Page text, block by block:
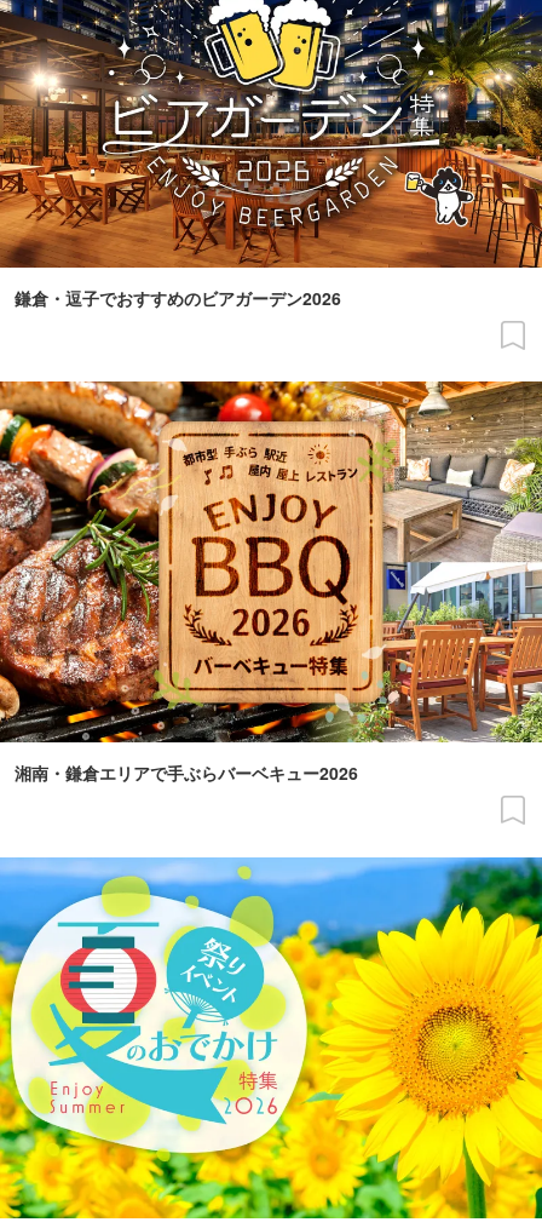
鎌倉・逗子でおすすめのビアガーデン2026
湘南・鎌倉エリアで手ぶらバーベキュー2026